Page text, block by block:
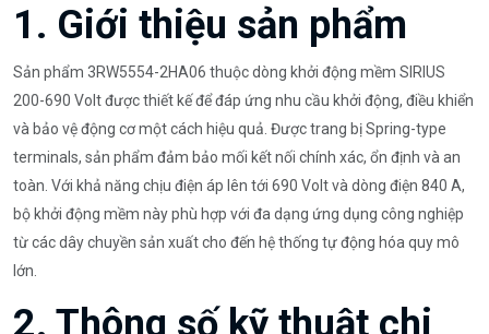
1. Giới thiệu sản phẩm
Sản phẩm 3RW5554-2HA06 thuộc dòng khởi động mềm SIRIUS
200-690 Volt được thiết kế để đáp ứng nhu cầu khởi động, điều khiển
và bảo vệ động cơ một cách hiệu quả. Được trang bị Spring-type
terminals, sản phẩm đảm bảo mối kết nối chính xác, ổn định và an
toàn. Với khả năng chịu điện áp lên tới 690 Volt và dòng điện 840 A,
bộ khởi động mềm này phù hợp với đa dạng ứng dụng công nghiệp
từ các dây chuyền sản xuất cho đến hệ thống tự động hóa quy mô
lớn.
2. Thông số kỹ thuật chi